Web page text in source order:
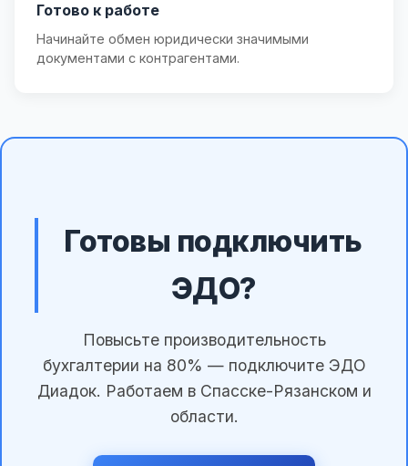
Готово к работе
Начинайте обмен юридически значимыми
документами с контрагентами.
Готовы подключить
ЭДО?
Повысьте производительность
бухгалтерии на 80% — подключите ЭДО
Диадок. Работаем в Спасске-Рязанском и
области.